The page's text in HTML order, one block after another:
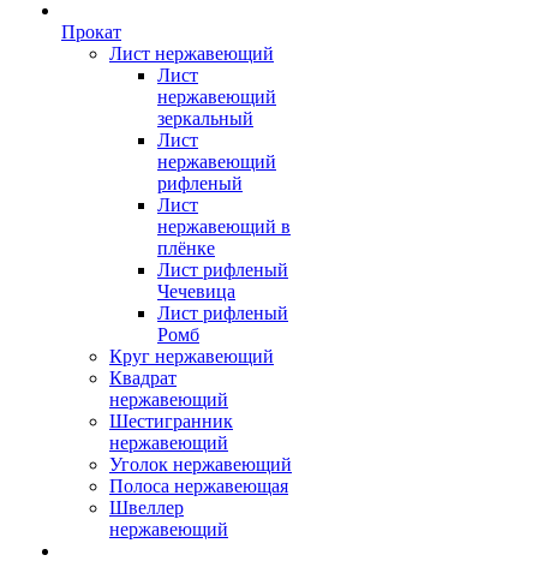
Прокат
Лист нержавеющий
Лист
нержавеющий
зеркальный
Лист
нержавеющий
рифленый
Лист
нержавеющий в
плёнке
Лист рифленый
Чечевица
Лист рифленый
Ромб
Круг нержавеющий
Квадрат
нержавеющий
Шестигранник
нержавеющий
Уголок нержавеющий
Полоса нержавеющая
Швеллер
нержавеющий